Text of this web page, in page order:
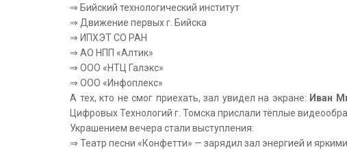
⇒ Бийский технологический институт
⇒ Движение первых г. Бийска
⇒ ИПХЭТ СО РАН
⇒ АО НПП «Алтик»
⇒ ООО «НТЦ Галэкс»
⇒ ООО «Инфоплекс»
А тех, кто не смог приехать, зал увидел на экране: Иван
Цифровых Технологий г. Томска прислали тёплые
Украшением вечера стали выступления:
⇒ Театр песни «Конфетти» — зарядил зал энергией и яркими